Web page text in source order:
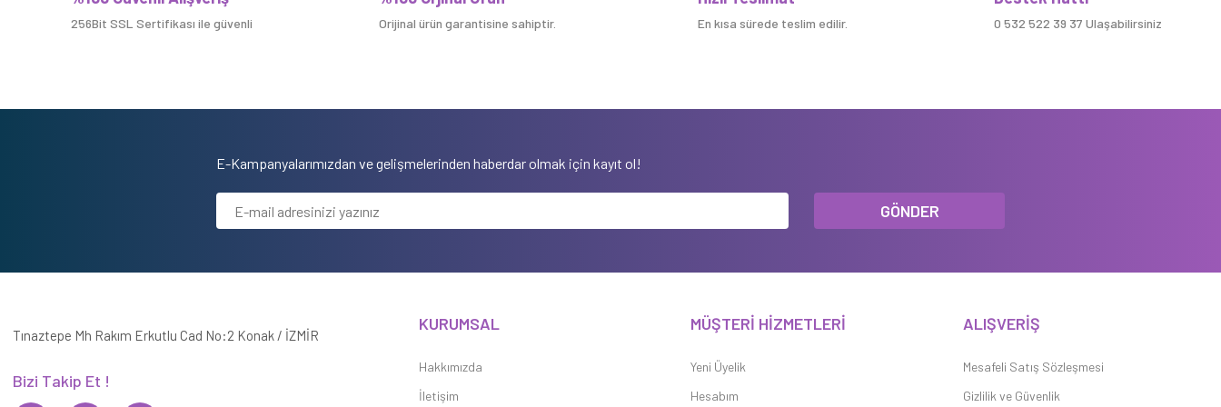
256Bit SSL Sertifikası ile güvenli Orijinal ürün garantisine sahiptir. En kısa sürede teslim edilir. 0 532 522 39 37 Ulaşabilirsiniz
E-Kampanyalarımızdan ve gelişmelerinden haberdar olmak için kayıt ol!
GÖNDER
Tınaztepe Mh Rakım Erkutlu Cad No:2 Konak / İZMİR
Bizi Takip Et !
KURUMSAL
Hakkımızda
İletişim
MÜŞTERİ HİZMETLERİ
Yeni Üyelik
Hesabım
ALIŞVERİŞ
Mesafeli Satış Sözleşmesi
Gizlilik ve Güvenlik